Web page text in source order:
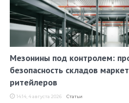
Мезонины под контролем:
безопасность складов
ритейлеров
14:14, 4 августа 2026 Статьи